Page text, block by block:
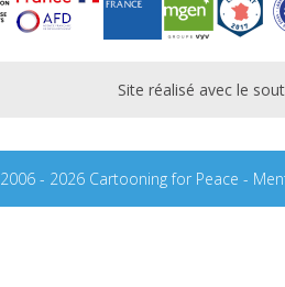
Site réalisé avec le
2006 - 2026 Cartooning for Peace -